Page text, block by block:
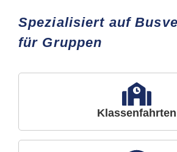
Spezialisiert auf
für Gruppen
Klassenfahrten